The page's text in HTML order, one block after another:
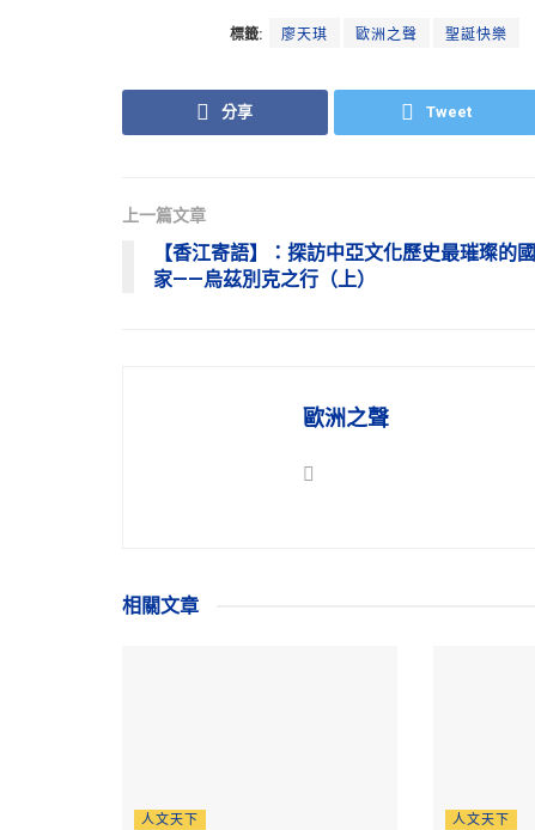
標籤: 廖天琪 歐洲之聲 聖誕快樂
分享 Tweet
上一篇文章
【香江寄語】：探訪中亞文化歷史最璀璨的國
家——烏茲別克之行（上）
歐洲之聲
相關文章
人文天下 人文天下